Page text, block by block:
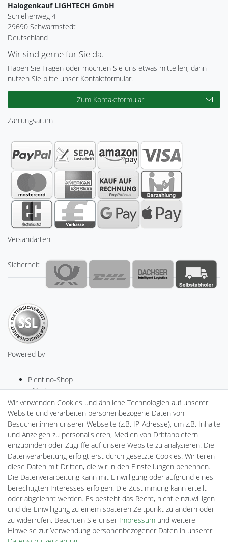
Halogenkauf LIGHTECH GmbH
Schlehenweg 4
29690 Schwarmstedt
Deutschland
Wir sind gerne für Sie da.
Haben Sie Fragen oder möchten Sie uns etwas mitteilen, dann
nutzen Sie bitte unser Kontaktformular.
Zum Kontaktformular
Zahlungsarten
Versandarten
Sicherheit
Powered by
Plentino-Shop
gAGaLamp
Drohnenstore24
MeinUSB
Batteriespeicher
PlentiSolar
Gebrauchtlicht
Ledkauf
DEYESOLAR
Lightech Connect
CardanLight Europe
FORTIMO LEDs
Cardanlight-Shop
Wallbox24
Wir verwenden Cookies und ähnliche Technologien auf unserer
Website und verarbeiten personenbezogene Daten von
Besucher:innen unserer Webseite (z.B. IP-Adresse), um z.B. Inhalte
und Anzeigen zu personalisieren, Medien von Drittanbietern
einzubinden oder Zugriffe auf unsere Website zu analysieren. Die
Datenverarbeitung erfolgt erst durch gesetzte Cookies. Wir teilen
diese Daten mit Dritten, die wir in den Einstellungen benennen.
Die Datenverarbeitung kann mit Einwilligung oder aufgrund eines
berechtigten Interesses erfolgen. Die Zustimmung kann erteilt
oder abgelehnt werden. Es besteht das Recht, nicht einzuwilligen
und die Einwilligung zu einem späteren Zeitpunkt zu ändern oder
zu widerrufen. Beachten Sie unser Impressum und weitere
Hinweise zur Verwendung personenbezogener Daten in unserer